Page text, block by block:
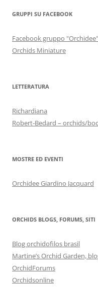
GRUPPI SU FACEBOOK
Facebook gruppo "Orchidee"
Orchids Miniature
LETTERATURA
Richardiana
Robert-Bedard – orchids/
MOSTRE ED EVENTI
Orchidee Giardino Jacquard
ORCHIDS BLOGS, FORUMS, SITI
Blog orchidofilos brasil
Martine’s Orchid Garden,
OrchidForums
Orchidsonline